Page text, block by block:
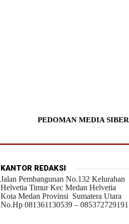
PEDOMAN MEDIA SIBER
KANTOR REDAKSI
Jalan Pembangunan No.132 Kelurahan
Helvetia Timur Kec Medan Helvetia
Kota Medan Provinsi Sumatera Utara
No.Hp 081361130539 – 085372729191